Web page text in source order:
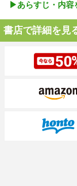
▶︎あらすじ・内容
書店で詳細を見